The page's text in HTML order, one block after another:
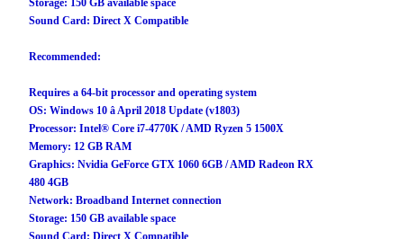
Storage: 150 GB available space
Sound Card: Direct X Compatible
Recommended:
Requires a 64-bit processor and operating system
OS: Windows 10 â April 2018 Update (v1803)
Processor: Intel® Core i7-4770K / AMD Ryzen 5 1500X
Memory: 12 GB RAM
Graphics: Nvidia GeForce GTX 1060 6GB / AMD Radeon RX
480 4GB
Network: Broadband Internet connection
Storage: 150 GB available space
Sound Card: Direct X Compatible